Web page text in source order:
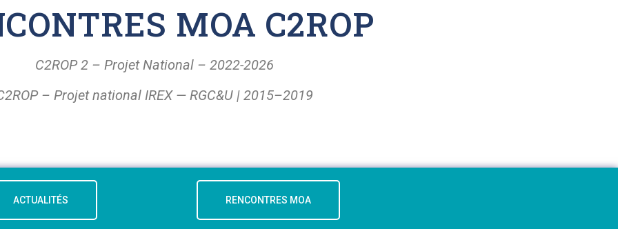
MOA C2ROP
C2ROP 2 – Projet National – 2022-2026
– Projet national IREX — RGC&U | 2015–2019
ACTUALITÉS RENCONTRES MOA